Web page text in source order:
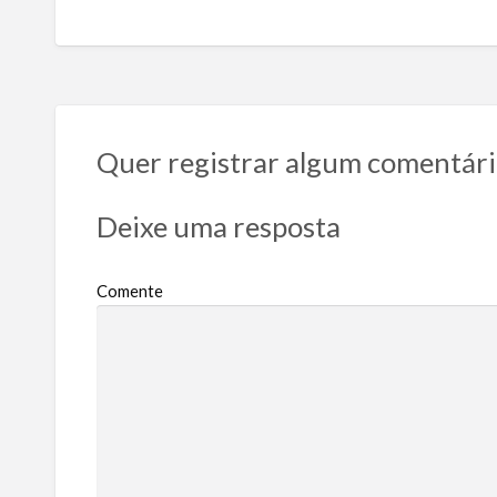
Quer registrar algum
Deixe uma resposta
Comente